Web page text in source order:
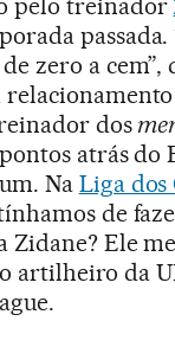
passada.
zero a cem”,
dos
atrás do
Na Liga dos
de
Zidane? Ele
artilheiro da